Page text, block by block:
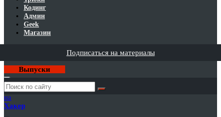
Кодинг
Админ
Geek
Магазин
Подписаться на материалы
Выпуски
Годовая
подписка
на
Хакер